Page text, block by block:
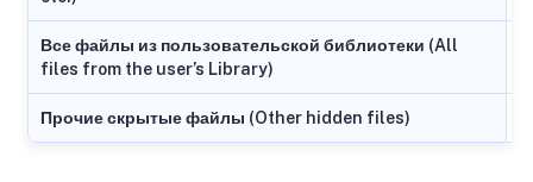
Все файлы из пользовательской библиотеки (All
files from the user’s Library)
Прочие скрытые файлы (Other hidden files)